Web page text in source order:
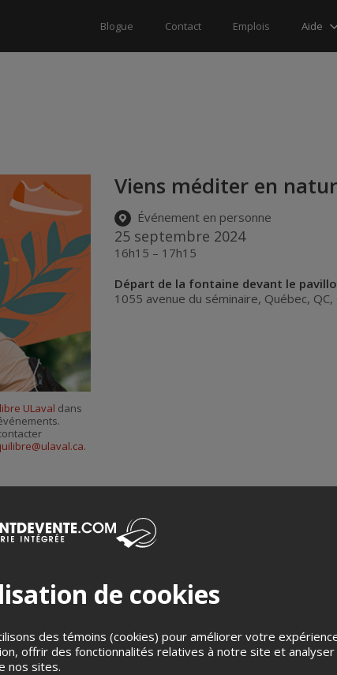
Blogue Contact Emplois Aide
Viens méditer en
Événement en personne
25 septembre 2024
16h15 – 17h15
Départ de la fontaine devant le
1055 avenue du séminaire, Québec, QC,
ULaval dans
.
de confirmer que vous n'êtes pas un robot ci-bas.
de cookies
des témoins (cookies) pour améliorer votre
offrir des fonctionnalités relatives à notre site et analyser
nos sites.